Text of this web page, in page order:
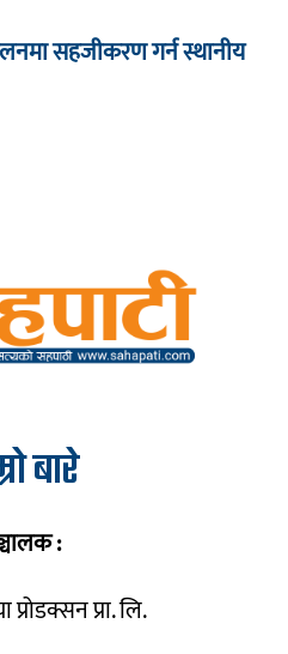
सहजीकरण गर्न स्थानीय
बारे
:
प्रोडक्सन प्रा. लि.